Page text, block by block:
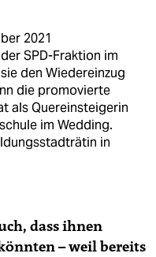
2021
SPD-Fraktion im
den Wiedereinzug
die promovierte
als Quereinsteigerin
im Wedding.
in
dass ihnen
– weil bereits